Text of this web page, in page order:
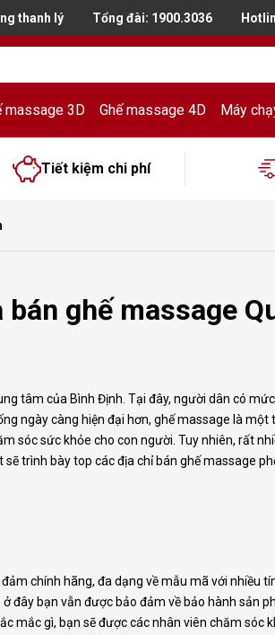
thanh lý Tổng đài: 1900.3036
Tiết kiệm chi phí
massage 3D Ghế massage 4D Máy
ghế massage
tâm của Bình Định. Tại đây, người dân có
ngày càng hiện đại hơn, ghế massage là
sóc sức khỏe cho con người. Tuy nhiên, rất
trình bày top các địa chỉ bán ghế massage
chính hãng, đa dạng về mẫu mã với nhiều
đây bạn vẫn được bảo đảm về bảo hành sản
mắc gì, bạn sẽ được các nhân viên chăm sóc